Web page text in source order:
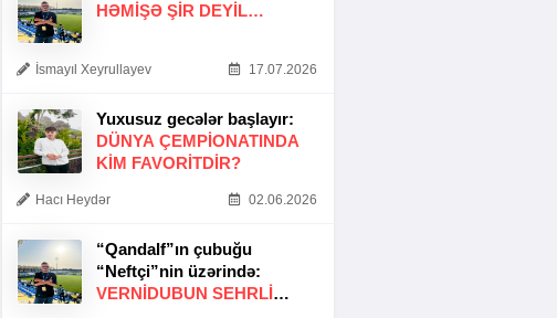
HƏMIŞƏ ŞIR DEYIL…
İsmayıl Xeyrullayev 17.07.2026
Yuxusuz gecələr başlayır:
DÜNYA ÇEMPIONATINDA
KIM FAVORITDIR?
Hacı Heydər 02.06.2026
“Qandalf”ın çubuğu
“Neftçi”nin üzərində:
VERNİDUBUN SEHRLİ